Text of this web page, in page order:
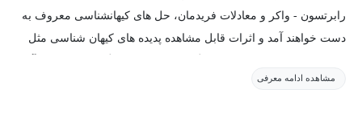
رابرتسون - واکر و معادلات فریدمان، حل های کیهانشناسی معروف به
دست خواهند آمد و اثرات قابل مشاهده پدیده های کیهان شناسی مثل
های مهم کیهان اولیه مثل گذارفازها، واجفتیدگی نوترینوها، نابودی
مشاهده ادامه معرفی